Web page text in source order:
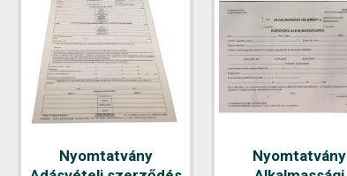
Nyomtatvány
Nyomtatvány